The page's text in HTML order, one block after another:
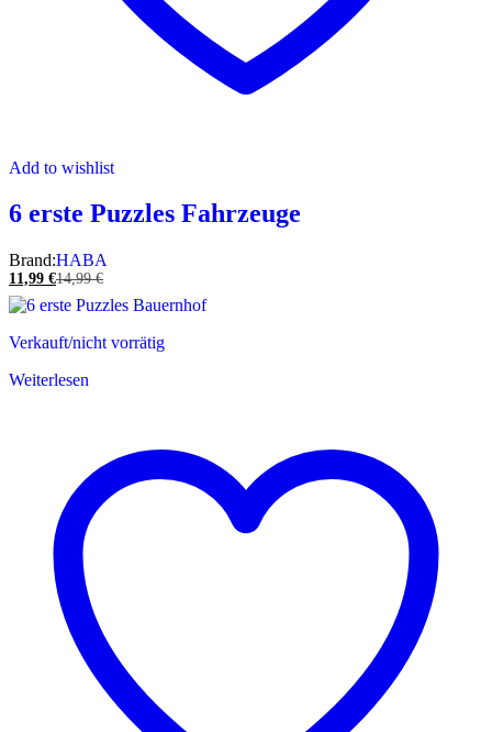
Add to wishlist
6 erste Puzzles Fahrzeuge
Brand:HABA
11,99 €14,99€
Verkauft/nicht vorrätig
Weiterlesen